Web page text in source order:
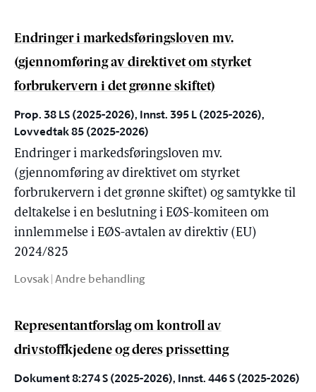
Endringer i markedsføringsloven mv.
(gjennomføring av direktivet om styrket
forbrukervern i det grønne skiftet)
Prop. 38 LS (2025-2026), Innst. 395 L (2025-2026),
Lovvedtak 85 (2025-2026)
Endringer i markedsføringsloven mv.
(gjennomføring av direktivet om styrket
forbrukervern i det grønne skiftet) og samtykke til
deltakelse i en beslutning i EØS-komiteen om
innlemmelse i EØS-avtalen av direktiv (EU)
2024/825
Lovsak | Andre behandling
Representantforslag om kontroll av
drivstoffkjedene og deres prissetting
Dokument 8:274 S (2025-2026), Innst. 446 S (2025-2026)